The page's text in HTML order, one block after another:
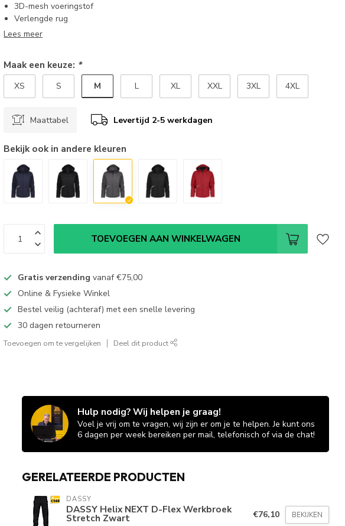
3D-mesh voeringstof
Verlengde rug
Lees meer
Maak een keuze: *
XS S M L XL XXL 3XL 4XL
Maattabel Levertijd 2-5 werkdagen
Bekijk ook in andere kleuren
TOEVOEGEN AAN WINKELWAGEN
Gratis verzending vanaf€75,00
Online & Fysieke Winkel
Bestel veilig (achteraf) met een snelle levering
30 dagen retourneren
Toevoegen om te vergelijken Deel dit product
Hulp nodig? Wij helpen je graag!
Voel je vrij om te vragen, wij zijn er om je te helpen. Je kunt ons
6 dagen per week bereiken per mail, telefonisch of via de chat!
GERELATEERDE PRODUCTEN
DASSY
DASSY Helix NEXT D-Flex Werkbroek
Stretch Zwart €76,10 BEKIJKEN